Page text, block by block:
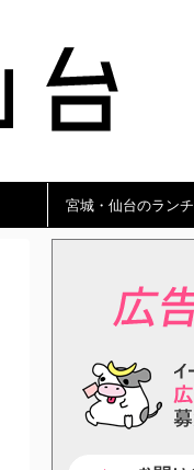
宮城・仙台のランチ